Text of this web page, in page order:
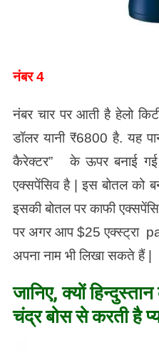
नंबर 4
नंबर चार पर आती है हेलो
डॉलर यानी ₹6800 है. यह
कैरेक्टर” के ऊपर बनाई गई
एक्सपेंसिव है | इस बोतल को
इसकी बोतल पर काफी
पर अगर आप $25 एक्स्ट्रा
अपना नाम भी लिखा सकते हैं |
जानिए, क्यों
चंद्र बोस से करती है